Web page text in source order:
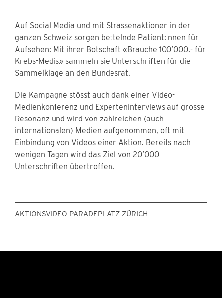
Auf Social Media und mit Strassenaktionen in der
ganzen Schweiz sorgen bettelnde Patient:innen für
Aufsehen: Mit ihrer Botschaft «Brauche 100’000.- für
Krebs-Medis» sammeln sie Unterschriften für die
Sammelklage an den Bundesrat.
Die Kampagne stösst auch dank einer Video-
Medienkonferenz und Experteninterviews auf grosse
Resonanz und wird von zahlreichen (auch
internationalen) Medien aufgenommen, oft mit
Einbindung von Videos einer Aktion. Bereits nach
wenigen Tagen wird das Ziel von 20’000
Unterschriften übertroffen.
AKTIONSVIDEO PARADEPLATZ ZÜRICH